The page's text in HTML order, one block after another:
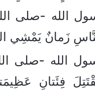
الله -صلى
زَمانٌ يَمْشِي
الله -صلى
فِئَتانِ